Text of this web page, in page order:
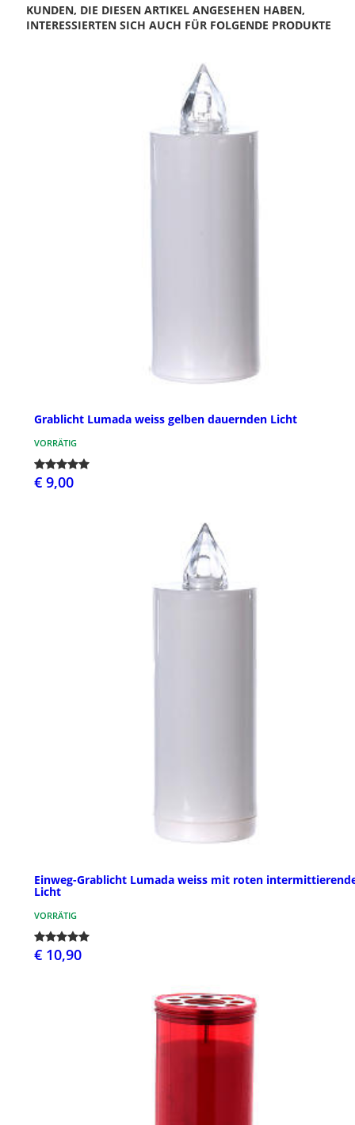
KUNDEN, DIE DIESEN ARTIKEL ANGESEHEN HABEN,
INTERESSIERTEN SICH AUCH FÜR FOLGENDE PRODUKTE
Grablicht Lumada weiss gelben dauernden Licht
VORRÄTIG
€ 9,00
Einweg-Grablicht Lumada weiss mit roten
Licht
VORRÄTIG
€ 10,90